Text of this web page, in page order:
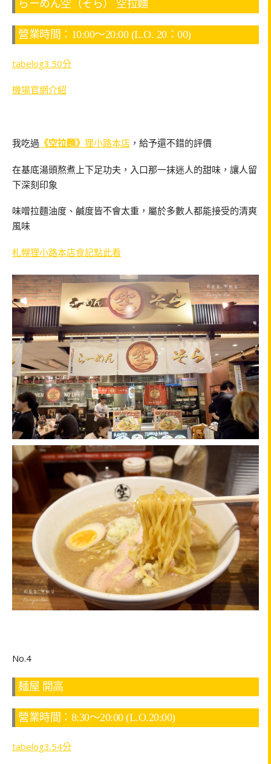
らーめん空（そら） 空拉麵
營業時間：10:00～20:00 (L.O. 20：00)
tabelog3.50分
機場官網介紹
我吃過 《空拉麵》 狸小路本店 ，給予還不錯的評價
在基底湯頭熬煮上下足功夫，入口那一抹迷人的甜味，讓人留
下深刻印象
味噌拉麵油度、鹹度皆不會太重，屬於多數人都能接受的清爽
風味
札幌狸小路本店食記點此看
No.4
麺屋 開高
營業時間：8:30～20:00 (L.O.20:00)
tabelog3.54分